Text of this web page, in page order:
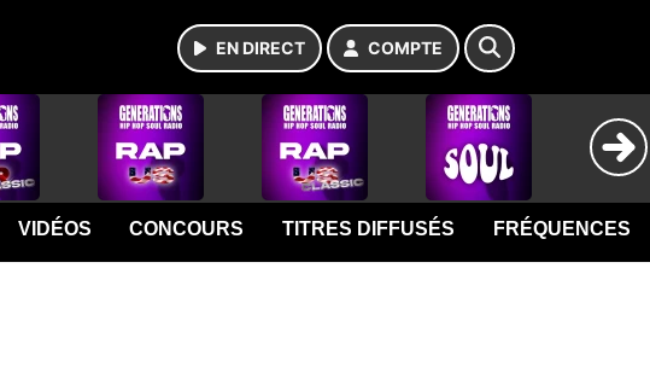
EN DIRECT COMPTE
VIDÉOS CONCOURS TITRES DIFFUSÉS FRÉQUENCES